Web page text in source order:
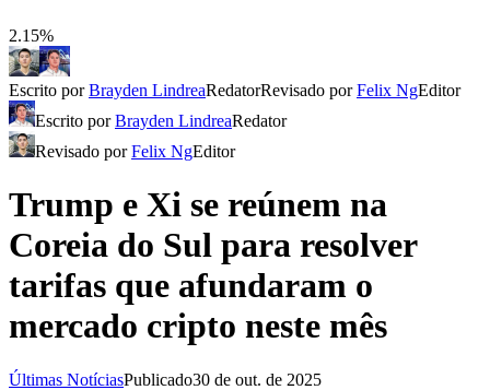
2.15%
Escrito porBrayden LindreaRedatorRevisado porFelix NgEditor
Escrito porBrayden LindreaRedator
Revisado porFelix NgEditor
Trump e Xi se reúnem na
Coreia do Sul para resolver
tarifas que afundaram o
mercado cripto neste mês
Últimas NotíciasPublicado30 de out. de 2025